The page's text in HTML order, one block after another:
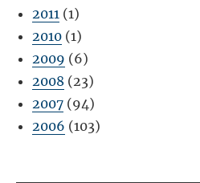
2011 (1)
2010 (1)
2009 (6)
2008 (23)
2007 (94)
2006 (103)